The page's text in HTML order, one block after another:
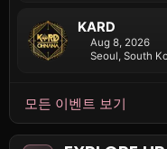
KARD
Aug 8, 2026
Seoul, South
모든 이벤트 보기